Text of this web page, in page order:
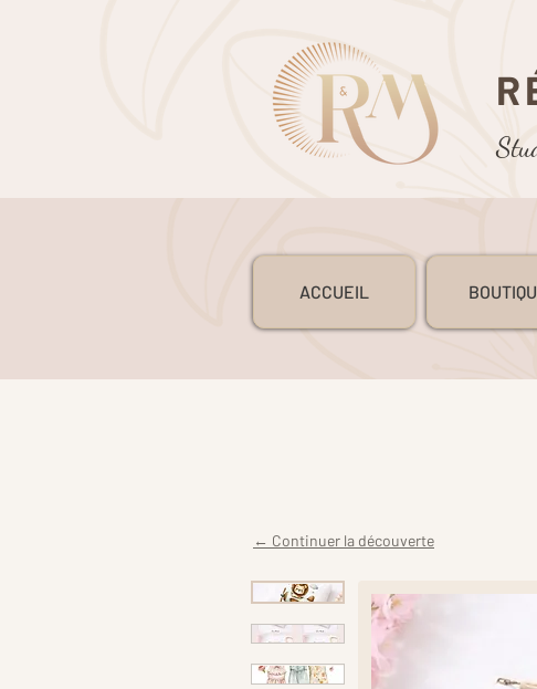
ACCUEIL
← Continuer la découverte